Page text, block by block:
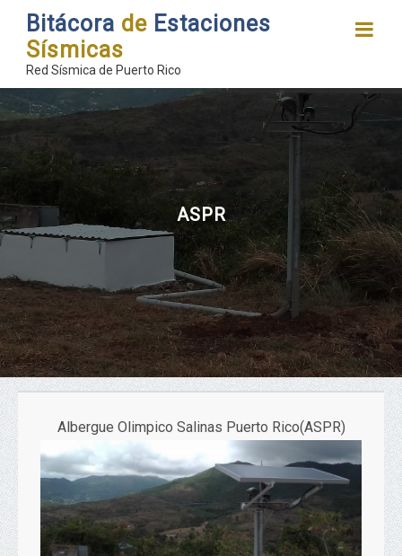
Bitácora de Estaciones
Sísmicas
Red Sísmica de Puerto Rico
ASPR
Albergue Olimpico Salinas Puerto Rico(ASPR)